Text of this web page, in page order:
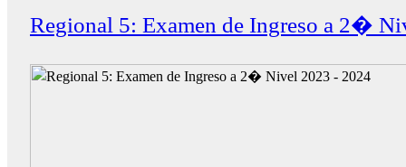
Regional 5: Examen de Ingreso a 2�